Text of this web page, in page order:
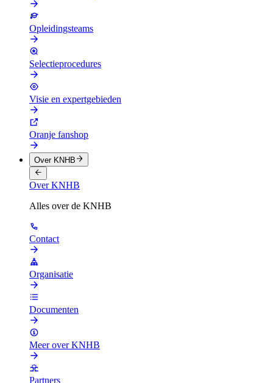
Opleidingsteams
Selectieprocedures
Visie en expertgebieden
Oranje fanshop
Over KNHB
Over KNHB
Alles over de KNHB
Contact
Organisatie
Documenten
Meer over KNHB
Partners